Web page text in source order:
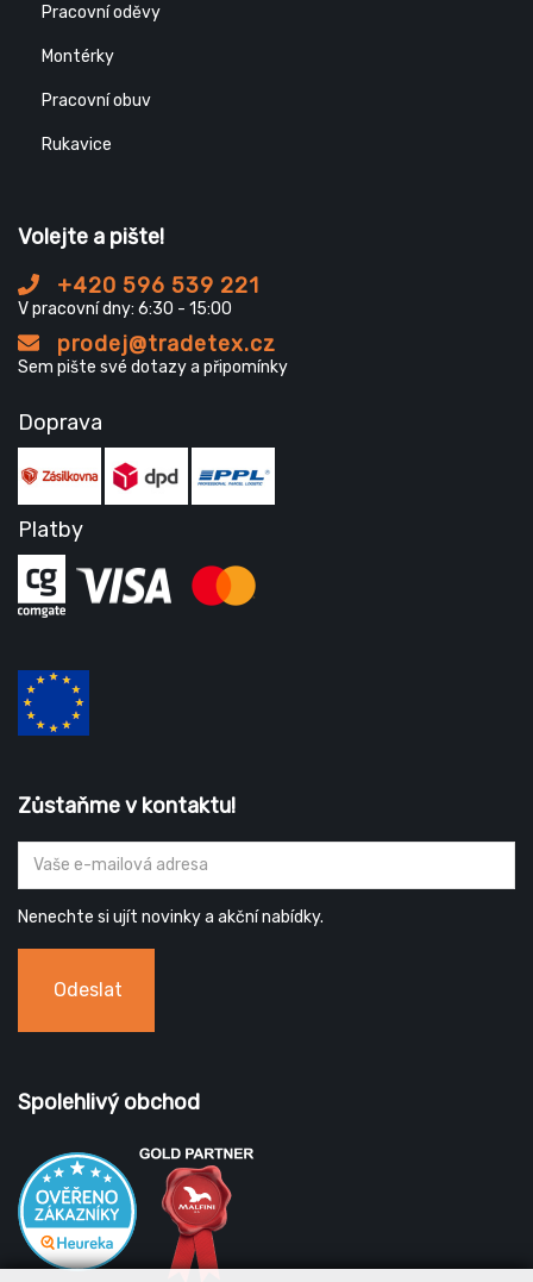
Pracovní oděvy
Montérky
Pracovní obuv
Rukavice
Volejte a pište!
+420 596 539 221
V pracovní dny: 6:30 - 15:00
prodej@tradetex.cz
Sem pište své dotazy a připomínky
Doprava
Platby
Zůstaňme v kontaktu!
Nenechte si ujít novinky a akční nabídky.
Odeslat
Spolehlivý obchod